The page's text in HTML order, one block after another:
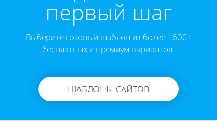
первый шаг
Выберите готовый шаблон из более 1600+
бесплатных и премиум вариантов.
ШАБЛОНЫ САЙТОВ